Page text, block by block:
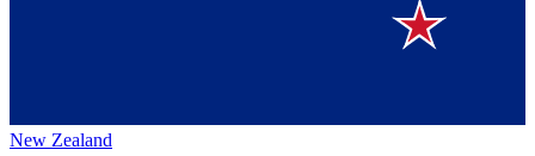
New Zealand